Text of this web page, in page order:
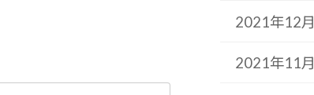
2021年12月
2021年11月